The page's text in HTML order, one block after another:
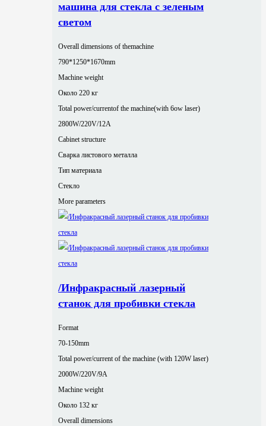
машина для стекла с зеленым
светом
Overall dimensions of themachine
790*1250*1670mm
Machine weight
Около 220 кг
Total power/currentof the machine(with 6ow laser)
2800W/220V/12A
Cabinet structure
Сварка листового металла
Тип материала
Стекло
More parameters
/Инфракрасный лазерный
станок для пробивки стекла
Format
70-150mm
Total power/current of the machine (with 120W laser)
2000W/220V/9A
Machine weight
Около 132 кг
Overall dimensions